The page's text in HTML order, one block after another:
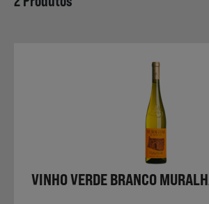
Refeições Prontas
VINHO VERDE BRANCO